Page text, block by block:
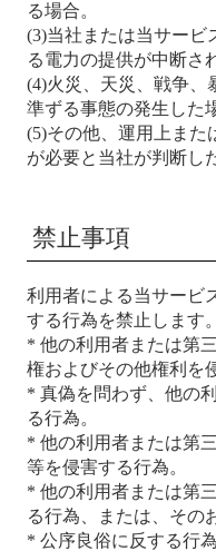
る場合。
(3)当社または当サービ
る電力の提供が中断さ
(4)火災、天災、戦争、
準ずる事態の発生した
(5)その他、運用上また
が必要と当社が判断し
禁止事項
利用者による当サービ
する行為を禁止します。
* 他の利用者または第
権およびその他権利を
* 真偽を問わず、他の
る行為。
* 他の利用者または第
等を侵害する行為。
* 他の利用者または第
る行為、または、その
* 公序良俗に反する行為